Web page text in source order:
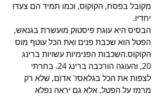
מקובל בפסח, הקוקוס, וכמו תמיד הם צעדו
יחדיו.
הבסיס היא עוגת פיסטוק מועשרת בגנאש,
הפטל הוא שכבת פנים ואת הכל עוטף מוס
הקוקוס.השכבות הפנימיות עשויות ברינג
20, והעוגה הורכבה ברינג 24. בחרתי
לצפות את הכל בגלאסז' אדום, שלא רק
מרמז על הפטל, אלא גם יראה נפלא